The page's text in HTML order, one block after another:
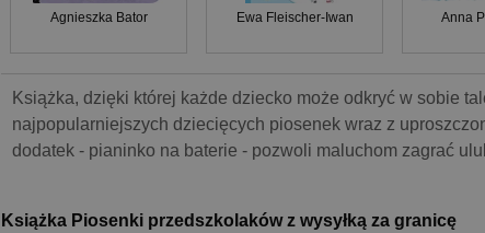
Agnieszka Bator Ewa Fleischer-Iwan Anna
Książka, dzięki której każde dziecko może odkryć w sobie
najpopularniejszych dziecięcych piosenek wraz z
dodatek - pianinko na baterie - pozwoli maluchom zagrać
Książka Piosenki przedszkolaków z wysyłką za granicę